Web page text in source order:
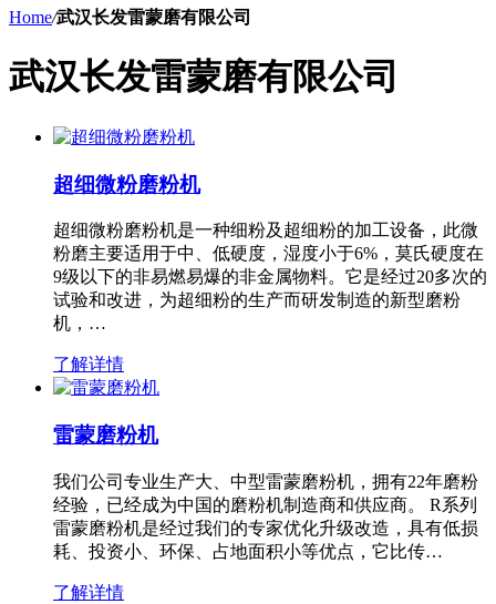
Home/武汉长发雷蒙磨有限公司
武汉长发雷蒙磨有限公司
超细微粉磨粉机
超细微粉磨粉机是一种细粉及超细粉的加工设备，此微
粉磨主要适用于中、低硬度，湿度小于6%，莫氏硬度在
9级以下的非易燃易爆的非金属物料。它是经过20多次的
试验和改进，为超细粉的生产而研发制造的新型磨粉
机，…
了解详情
雷蒙磨粉机
我们公司专业生产大、中型雷蒙磨粉机，拥有22年磨粉
经验，已经成为中国的磨粉机制造商和供应商。 R系列
雷蒙磨粉机是经过我们的专家优化升级改造，具有低损
耗、投资小、环保、占地面积小等优点，它比传…
了解详情